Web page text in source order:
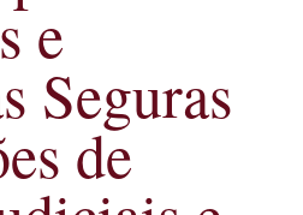
e
Seguras
de